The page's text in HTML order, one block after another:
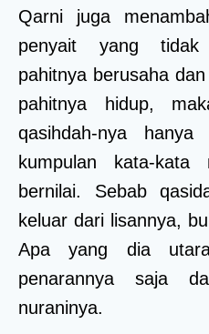
Qarni juga
penyait yang tidak
pahitnya berusaha
pahitnya hidup,
qasihdah-nya
kumpulan kata-
bernilai. Sebab
keluar dari lisannya,
Apa yang dia
penarannya saja
nuraninya.